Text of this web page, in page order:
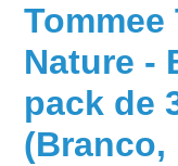
Nature -
pack de
(Branco,